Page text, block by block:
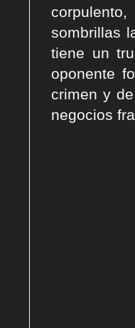
sombrillas
tiene un
oponente
crimen y
negocios